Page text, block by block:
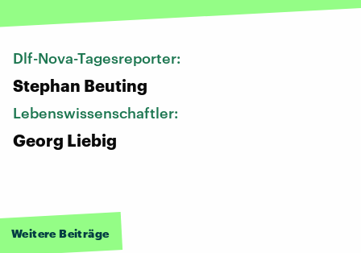
Dlf-Nova-Tagesreporter:
Stephan Beuting
Lebenswissenschaftler:
Georg Liebig
Weitere Beiträge